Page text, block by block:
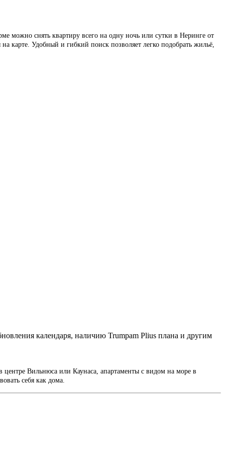
можно снять квартиру всего на одну ночь или сутки в Неринге от
карте. Удобный и гибкий поиск позволяет легко подобрать жильё,
календаря, наличию Trumpam Plius плана и другим
Вильнюса или Каунаса, апартаменты с видом на море в
себя как дома.